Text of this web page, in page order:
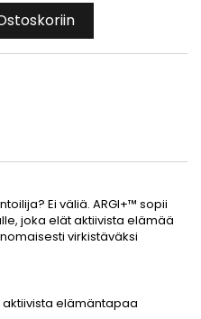
Ei väliä. ARGI+™ sopii
joka elät aktiivista elämää
virkistäväksi
elämäntapaa